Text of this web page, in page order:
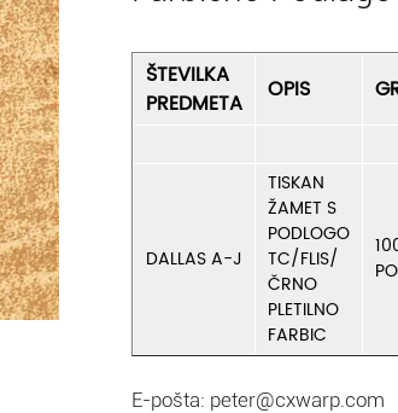
ŠTEVILKA
PREDMETA
OPIS
DALLAS A-J
TISKAN
ŽAMET S
PODLOGO
TC/FLIS/
ČRNO
PLETILNO
FARBIC
E-pošta: peter@cxwarp.com